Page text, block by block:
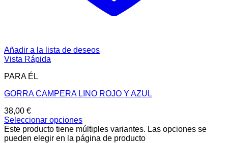
Añadir a la lista de deseos
Vista Rápida
PARA ÉL
GORRA CAMPERA LINO ROJO Y AZUL
38,00 €
Seleccionar opciones
Este producto tiene múltiples variantes. Las opciones se
pueden elegir en la página de producto